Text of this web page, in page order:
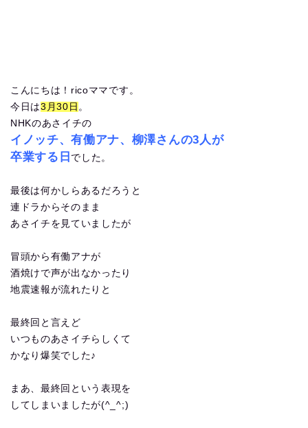
こんにちは！ricoママです。
今日は3月30日 。
NHKのあさイチの
イノッチ、有働アナ、柳澤さんの3人が
卒業する日 でした。
最後は何かしらあるだろうと
連ドラからそのまま
あさイチを見ていましたが
冒頭から有働アナが
酒焼けで声が出なかったり
地震速報が流れたりと
最終回と言えど
いつものあさイチらしくて
かなり爆笑でした♪
まあ、最終回という表現を
してしまいましたが(^_^;)